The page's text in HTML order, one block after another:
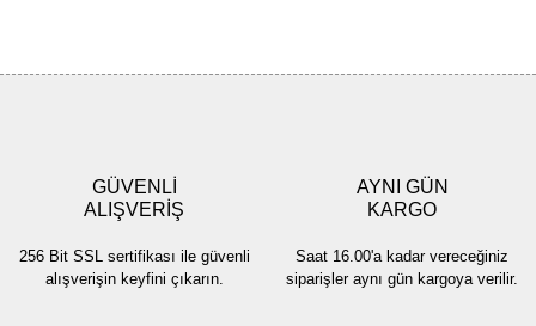
Ürün bilgilerinde hatalar bulunuyor.
Ürün fiyatı diğer sitelerden daha pahalı.
Bu ürüne benzer farklı alternatifler olmalı.
GÜVENLİ
ALIŞVERİŞ
256 Bit SSL sertifikası ile güvenli
alışverişin keyfini çıkarın.
AYNI GÜN
KARGO
Saat 16.00'a kadar vereceğiniz
siparişler aynı gün kargoya verilir.